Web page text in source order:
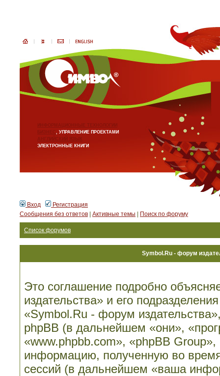
ИНФОРМАЦИОННЫЕ ТЕХНОЛОГИИ
БИЗНЕС, УПРАВЛЕНИЕ ПРОЕКТАМИ
АНГЛИЙСКИЙ ЯЗЫК
ЭЛЕКТРОННЫЕ КНИГИ
Вход
Регистрация
Сообщения без ответов
Активные темы Поиск по форуму
Список форумов
Symbol.Ru - форум
Это соглашение подробно
издательства» и его
«Symbol.Ru - форум
phpBB (в дальнейшем «они»,
«www.phpbb.com», «phpBB
информацию, полученную во
сессий (в дальнейшем «ваша